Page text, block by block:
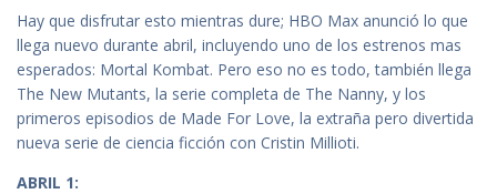
Hay que disfrutar esto mientras dure; HBO Max anunció lo que
llega nuevo durante abril, incluyendo uno de los estrenos mas
esperados: Mortal Kombat. Pero eso no es todo, también llega
The New Mutants, la serie completa de The Nanny, y los
primeros episodios de Made For Love, la extraña pero divertida
nueva serie de ciencia ficción con Cristin Millioti.
ABRIL 1: